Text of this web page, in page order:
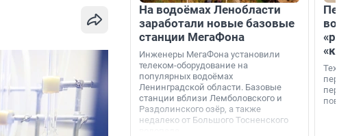
На водоёмах Ленобласти
заработали новые базовые
станции МегаФона
Инженеры МегаФона установили
телеком-оборудование на
популярных водоёмах
Ленинградской области. Базовые
станции вблизи Лемболовского и
Раздолинского озёр, а также
недалеко от Большого Тосненского